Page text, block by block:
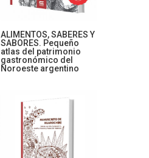
ALIMENTOS, SABERES Y
SABORES. Pequeño
atlas del patrimonio
gastronómico del
Noroeste argentino